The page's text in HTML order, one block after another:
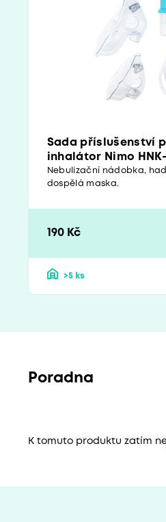
Sada příslušenství
inhalátor Nimo HNK-
Nebulizační nádobka,
dospělá maska.
190 Kč
>5 ks
Poradna
K tomuto produktu zatím